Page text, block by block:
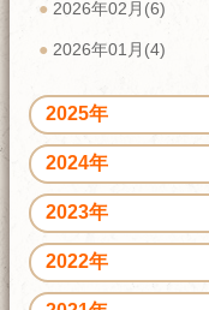
2026年02月(6)
2026年01月(4)
2025年
2024年
2023年
2022年